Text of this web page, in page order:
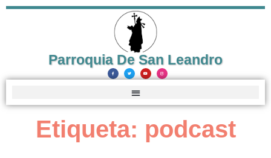
Parroquia De San Leandro
Etiqueta: podcast